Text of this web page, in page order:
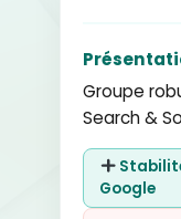
Groupe
Search &
Google